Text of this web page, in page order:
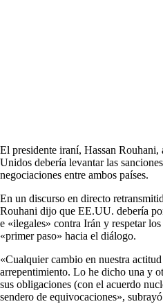
El presidente iraní, Hassan Rouhani,
Unidos debería levantar las
negociaciones entre ambos países.
En un discurso en directo
Rouhani dijo que EE.UU. debería
e «ilegales» contra Irán y respetar
«primer paso» hacia el diálogo.
«Cualquier cambio en nuestra
arrepentimiento. Lo he dicho una y
sus obligaciones (con el acuerdo
sendero de equivocaciones»,